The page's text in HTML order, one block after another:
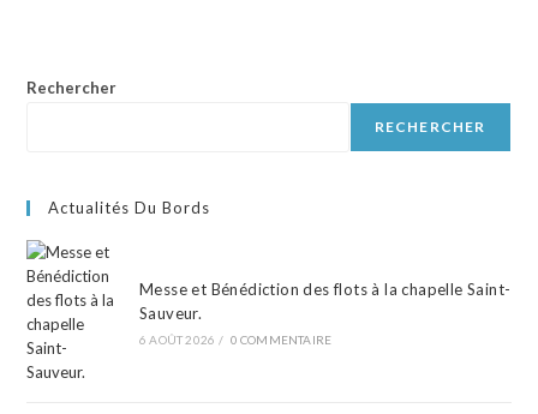
Rechercher
RECHERCHER
Actualités Du Bords
Messe et Bénédiction des flots à la chapelle Saint-
Sauveur.
6 AOÛT 2026 / 0 COMMENTAIRE